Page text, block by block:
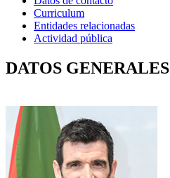
Curriculum
Entidades relacionadas
Actividad pública
DATOS GENERALES